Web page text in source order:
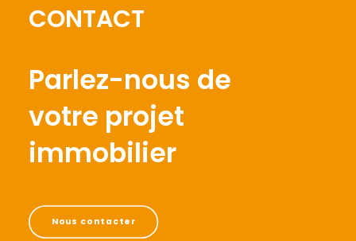
CONTACT
Parlez-nous de
votre projet
immobilier
Nous contacter